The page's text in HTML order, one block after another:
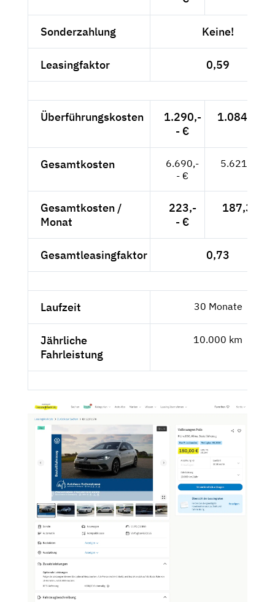
Sonderzahlung Keine!
Leasingfaktor 0,59
Überführungskosten
1.290,-
- €
1.084,03 €
Gesamtkosten
6.690,-
- €
5.621,85 €
Gesamtkosten /
Monat
223,-
- €
187,39 €
Gesamtleasingfaktor 0,73
Laufzeit 30 Monate
Jährliche
Fahrleistung
10.000 km